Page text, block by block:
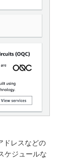
ドレスなどの
ケジュールな